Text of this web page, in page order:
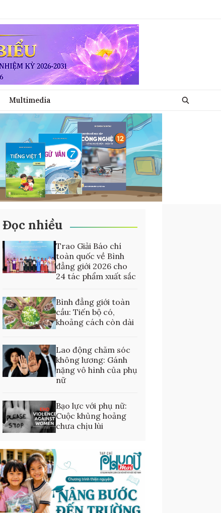
Multimedia
Đọc nhiều
Trao Giải Báo chí
toàn quốc về Bình
đẳng giới 2026 cho
24 tác phẩm xuất sắc
Bình đẳng giới toàn
cầu: Tiến bộ có,
khoảng cách còn dài
Lao động chăm sóc
không lương: Gánh
nặng vô hình của phụ
nữ
Bạo lực với phụ nữ:
Cuộc khủng hoảng
chưa chịu lùi